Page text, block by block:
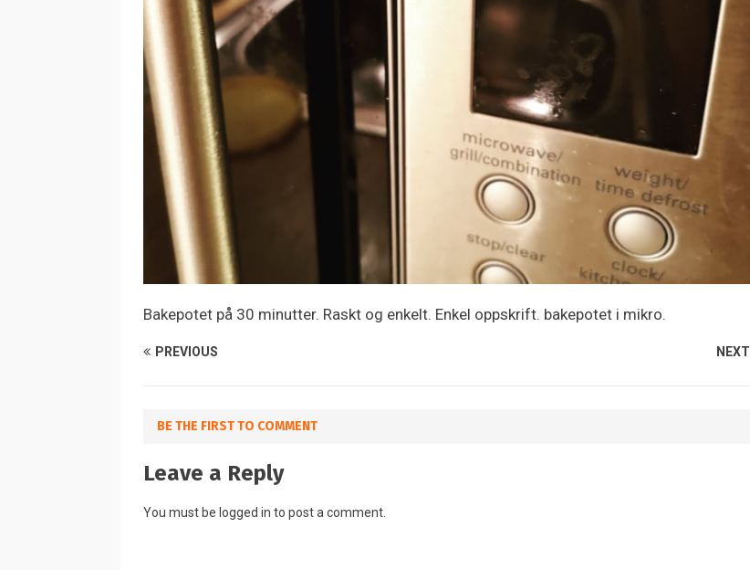
Bakepotet på 30 minutter. Raskt og enkelt. Enkel oppskrift. bakepotet i mikro.
PREVIOUS NEXT
BE THE FIRST TO COMMENT
Leave a Reply
You must be logged in to post a comment.